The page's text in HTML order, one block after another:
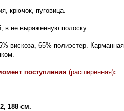
крючок, пуговица.
в не выраженную полоску.
вискоза, 65% полиэстер . Карманная
поступления (расширенная):
188 см.